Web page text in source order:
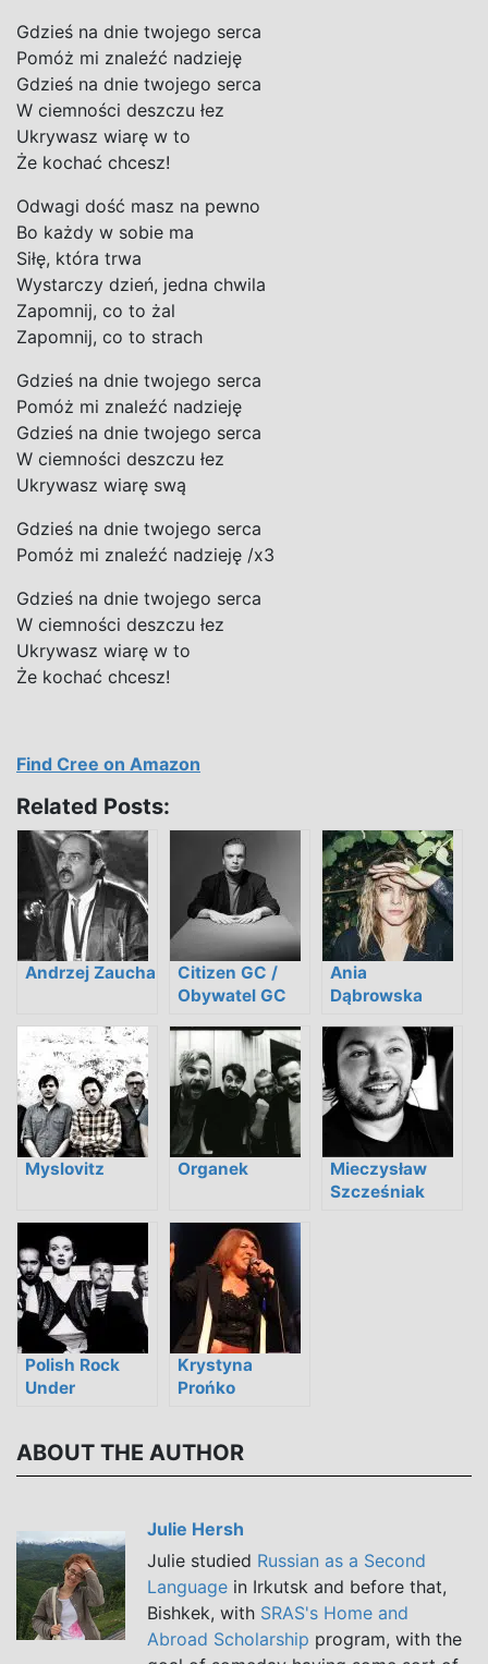
Gdzieś na dnie twojego serca
Pomóż mi znaleźć nadzieję
Gdzieś na dnie twojego serca
W ciemności deszczu łez
Ukrywasz wiarę w to
Że kochać chcesz!
Odwagi dość masz na pewno
Bo każdy w sobie ma
Siłę, która trwa
Wystarczy dzień, jedna chwila
Zapomnij, co to żal
Zapomnij, co to strach
Gdzieś na dnie twojego serca
Pomóż mi znaleźć nadzieję
Gdzieś na dnie twojego serca
W ciemności deszczu łez
Ukrywasz wiarę swą
Gdzieś na dnie twojego serca
Pomóż mi znaleźć nadzieję /x3
Gdzieś na dnie twojego serca
W ciemności deszczu łez
Ukrywasz wiarę w to
Że kochać chcesz!
Find Cree on Amazon
Related Posts:
Andrzej Zaucha
Citizen GC /
Obywatel GC
Ania
Dąbrowska
Myslovitz Organek
Mieczysław
Szcześniak
Polish Rock
Under
Censorship,
and Defiance
Krystyna
Prońko
ABOUT THE AUTHOR
Julie Hersh
Julie studied Russian as a Second
Language in Irkutsk and before that,
Bishkek, with SRAS's Home and
Abroad Scholarship program, with the